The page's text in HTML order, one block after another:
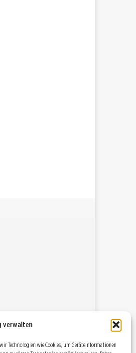
verwalten
Technologien wie Cookies, um Geräteinformationen